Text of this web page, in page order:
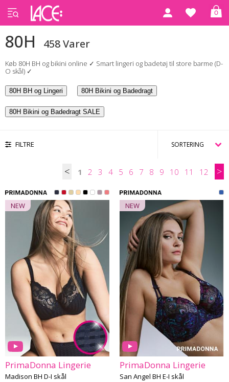
0
Forside 80H
80H 458 Varer
Køb 80H BH og bikini online ✓ Smart lingeri og badetøj til store barme (D-
O skål) ✓
80H BH og Lingeri 80H Bikini og Badedragt
80H Bikini og Badedragt SALE
FILTRE
< 1 2 3 4 5 6 7 8 9 10 11 12 >
NEW
PrimaDonna Lingerie
Madison BH D-I skål
NEW
PrimaDonna Lingerie
San Angel BH E-I skål